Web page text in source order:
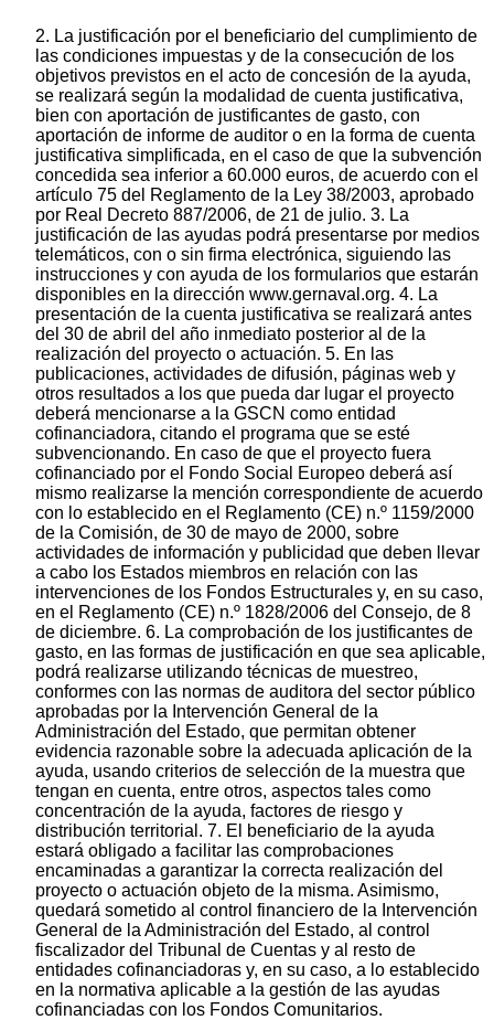
2. La justificación por el beneficiario del cumplimiento de
las condiciones impuestas y de la consecución de los
objetivos previstos en el acto de concesión de la ayuda,
se realizará según la modalidad de cuenta justificativa,
bien con aportación de justificantes de gasto, con
aportación de informe de auditor o en la forma de cuenta
justificativa simplificada, en el caso de que la subvención
concedida sea inferior a 60.000 euros, de acuerdo con el
artículo 75 del Reglamento de la Ley 38/2003, aprobado
por Real Decreto 887/2006, de 21 de julio. 3. La
justificación de las ayudas podrá presentarse por medios
telemáticos, con o sin firma electrónica, siguiendo las
instrucciones y con ayuda de los formularios que estarán
disponibles en la dirección www.gernaval.org. 4. La
presentación de la cuenta justificativa se realizará antes
del 30 de abril del año inmediato posterior al de la
realización del proyecto o actuación. 5. En las
publicaciones, actividades de difusión, páginas web y
otros resultados a los que pueda dar lugar el proyecto
deberá mencionarse a la GSCN como entidad
cofinanciadora, citando el programa que se esté
subvencionando. En caso de que el proyecto fuera
cofinanciado por el Fondo Social Europeo deberá así
mismo realizarse la mención correspondiente de acuerdo
con lo establecido en el Reglamento (CE) n.º 1159/2000
de la Comisión, de 30 de mayo de 2000, sobre
actividades de información y publicidad que deben llevar
a cabo los Estados miembros en relación con las
intervenciones de los Fondos Estructurales y, en su caso,
en el Reglamento (CE) n.º 1828/2006 del Consejo, de 8
de diciembre. 6. La comprobación de los justificantes de
gasto, en las formas de justificación en que sea aplicable,
podrá realizarse utilizando técnicas de muestreo,
conformes con las normas de auditora del sector público
aprobadas por la Intervención General de la
Administración del Estado, que permitan obtener
evidencia razonable sobre la adecuada aplicación de la
ayuda, usando criterios de selección de la muestra que
tengan en cuenta, entre otros, aspectos tales como
concentración de la ayuda, factores de riesgo y
distribución territorial. 7. El beneficiario de la ayuda
estará obligado a facilitar las comprobaciones
encaminadas a garantizar la correcta realización del
proyecto o actuación objeto de la misma. Asimismo,
quedará sometido al control financiero de la Intervención
General de la Administración del Estado, al control
fiscalizador del Tribunal de Cuentas y al resto de
entidades cofinanciadoras y, en su caso, a lo establecido
en la normativa aplicable a la gestión de las ayudas
cofinanciadas con los Fondos Comunitarios.